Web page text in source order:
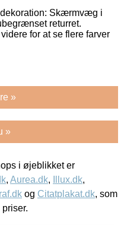
Skærmvæg i
returret.
for at se flere farver
»
»
i øjeblikket er
, Aurea.dk, Illux.dk,
og Citatplakat.dk, som